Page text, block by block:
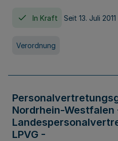
In Kraft Seit 13. Juli 2011
Verordnung
Nordrhein-Westfalen
LPVG -